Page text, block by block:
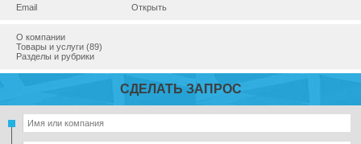
Email
Открыть
О компании
Товары и услуги (89)
Разделы и рубрики
СДЕЛАТЬ ЗАПРОС